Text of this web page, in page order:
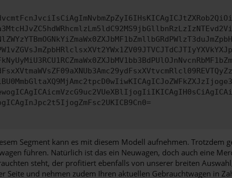
Segment kann es mit diesem Modell aufnehmen. Trotzdem
führen. Natürlich ist das ein Neuwagen, doch auch eine
steht, der profitiert ebenfalls von unserer breiten
Seite und nehmen zudem Ihren aktuellen Gebrauchtwagen in